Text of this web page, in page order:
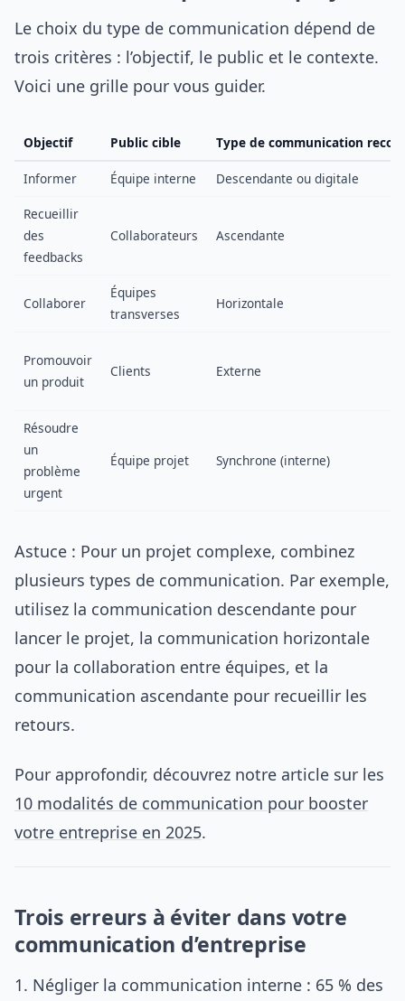
Le choix du type de communication dépend de
trois critères : l’objectif, le public et le contexte.
Voici une grille pour vous guider.
Objectif Public cible Type de communication
Informer Équipe interne Descendante ou digitale
Recueillir
des
feedbacks
Collaborateurs Ascendante
Collaborer
Équipes
transverses
Horizontale
Promouvoir
un produit
Clients Externe
Résoudre
un
problème
urgent
Équipe projet Synchrone (interne)
Astuce : Pour un projet complexe, combinez
plusieurs types de communication. Par exemple,
utilisez la communication descendante pour
lancer le projet, la communication horizontale
pour la collaboration entre équipes, et la
communication ascendante pour recueillir les
retours.
Pour approfondir, découvrez notre article sur les
10 modalités de communication pour booster
votre entreprise en 2025.
Trois erreurs à éviter dans votre
communication d’entreprise
Négliger la communication interne : 65 % des